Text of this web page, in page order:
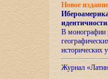
Новое
идентичности
В монографии
исторических
Журнал